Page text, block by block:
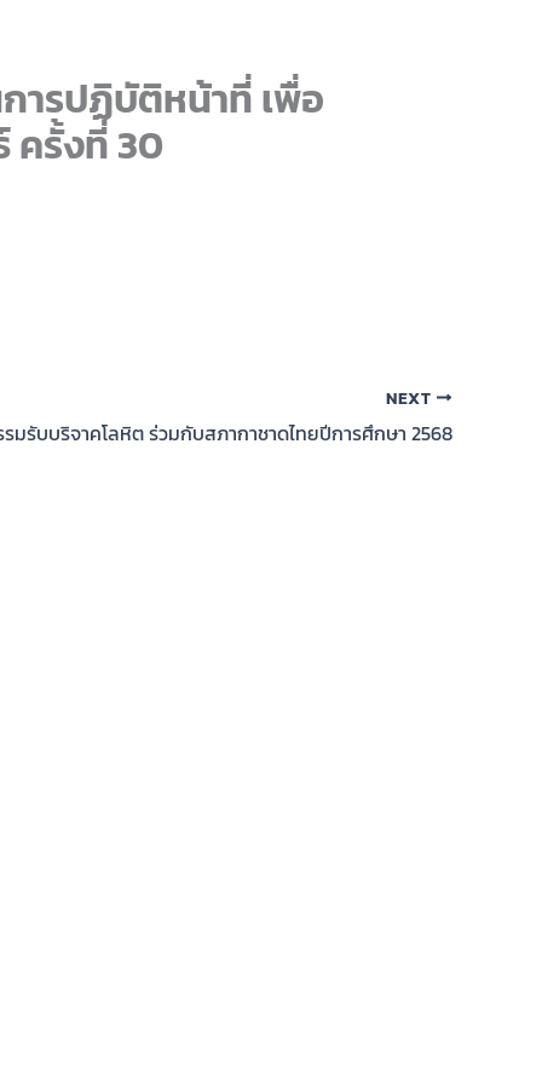
ารปฏิบัติหน้าที่ เพื่อ
ครั้งที่ 30
NEXT
มรับบริจาคโลหิต ร่วมกับสภากาชาดไทยปีการศึกษา 2568